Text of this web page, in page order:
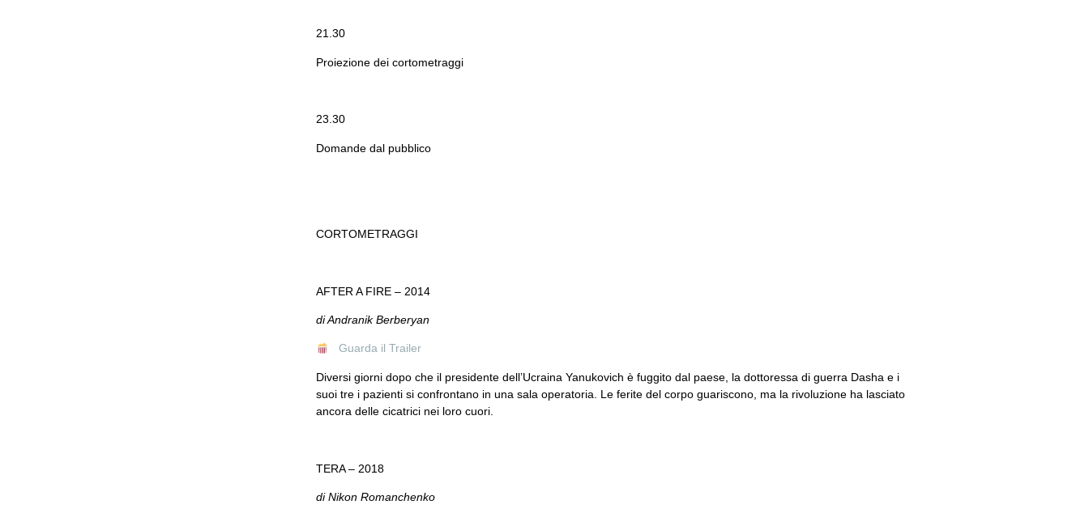
21.30
Proiezione dei cortometraggi
23.30
Domande dal pubblico
CORTOMETRAGGI
AFTER A FIRE – 2014
di Andranik Berberyan
Guarda il Trailer
Diversi giorni dopo che il presidente dell’Ucraina Yanukovich è fuggito dal paese, la dottoressa di guerra Dasha e i
suoi tre i pazienti si confrontano in una sala operatoria. Le ferite del corpo guariscono, ma la rivoluzione ha lasciato
ancora delle cicatrici nei loro cuori.
TERA – 2018
di Nikon Romanchenko